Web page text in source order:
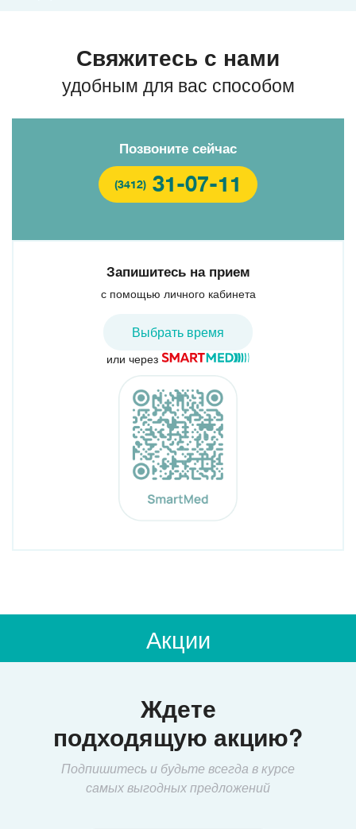
Свяжитесь с нами
удобным для вас способом
Позвоните сейчас
(3412) 31-07-11
Запишитесь на прием
с помощью личного кабинета
Выбрать время
или через
Акции
Ждете
подходящую акцию?
Подпишитесь и будьте всегда в курсе
самых выгодных предложений